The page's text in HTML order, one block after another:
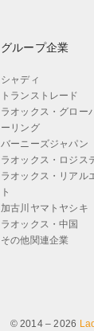
グループ企業
シャディ
トランストレード
ラオックス・グロー
ーリング
バーニーズジャパン
ラオックス・ロジス
ラオックス・リアル
ト
加古川ヤマトヤシキ
ラオックス・中国
その他関連企業
© 2014 – 2026